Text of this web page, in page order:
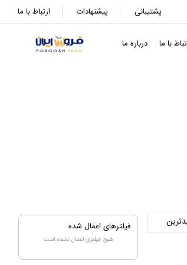
ارتباط با ما پیشنهادات پشتیبانی
با ما درباره ما
فیلترهای اعمال شده
هیچ فیلتری اعمال نشده است